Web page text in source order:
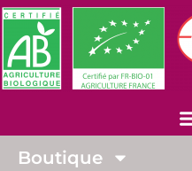
Boutique